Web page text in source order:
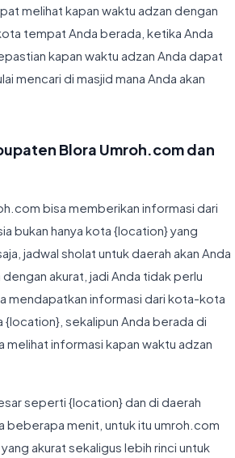
melihat kapan waktu adzan dengan
tempat Anda berada, ketika Anda
kapan waktu adzan Anda dapat
mencari di masjid mana Anda akan
Blora Umroh.com dan
bisa memberikan informasi dari
bukan hanya kota {location} yang
jadwal sholat untuk daerah akan Anda
akurat, jadi Anda tidak perlu
mendapatkan informasi dari kota-kota
sekalipun Anda berada di
melihat informasi kapan waktu adzan
seperti {location} dan di daerah
beberapa menit, untuk itu umroh.com
akurat sekaligus lebih rinci untuk